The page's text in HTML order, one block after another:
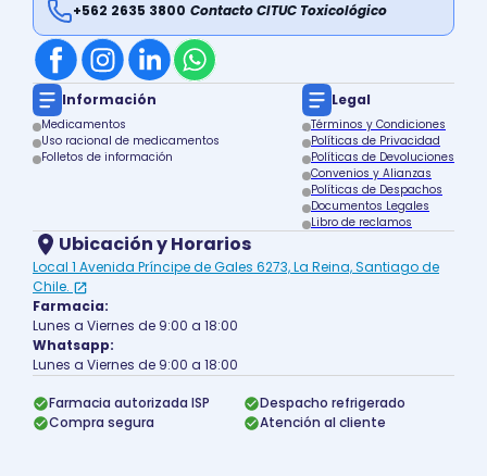
+562 2635 3800 Contacto CITUC Toxicológico
Información
Medicamentos
Uso racional de medicamentos
Folletos de información
Legal
Términos y Condiciones
Políticas de Privacidad
Políticas de Devoluciones
Convenios y Alianzas
Políticas de Despachos
Documentos Legales
Libro de reclamos
Ubicación y Horarios
Local 1 Avenida Príncipe de Gales 6273, La Reina, Santiago de
Chile.
Farmacia:
Lunes a Viernes de 9:00 a 18:00
Whatsapp:
Lunes a Viernes de 9:00 a 18:00
Farmacia autorizada ISP
Despacho refrigerado
Compra segura
Atención al cliente